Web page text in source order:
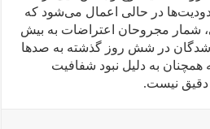
در حالی اعمال می‌شود که
شمار مجروحان اعتراضات به بیش
در شش روز گذشته به صدها
به دلیل نبود شفافیت
دقیق نیست.